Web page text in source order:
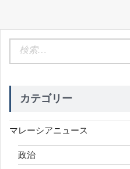
カテゴリー
マレーシアニュース
政治